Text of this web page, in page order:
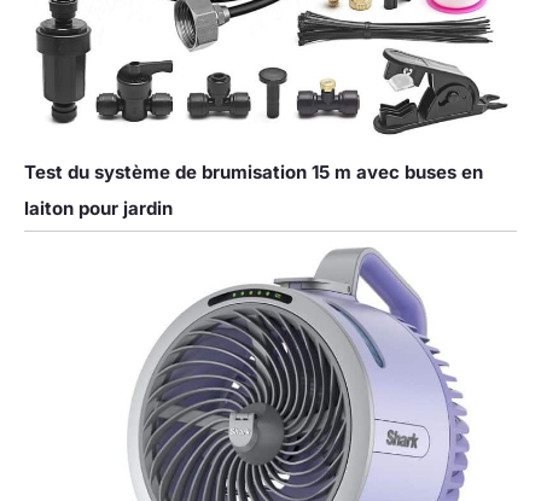
Test du système de brumisation 15 m avec buses en
laiton pour jardin